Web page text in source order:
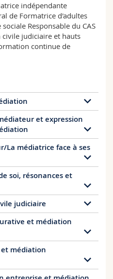
indépendante
de Formatrice d'adultes
Responsable du CAS
judiciaire et hauts
continue de
16:45
et expression
16:45
16:45
La médiatrice face à ses
16:45
16:45
soi, résonances et
16:45
16:45
judiciaire
16:45
16:45
et médiation
16:45
médiation